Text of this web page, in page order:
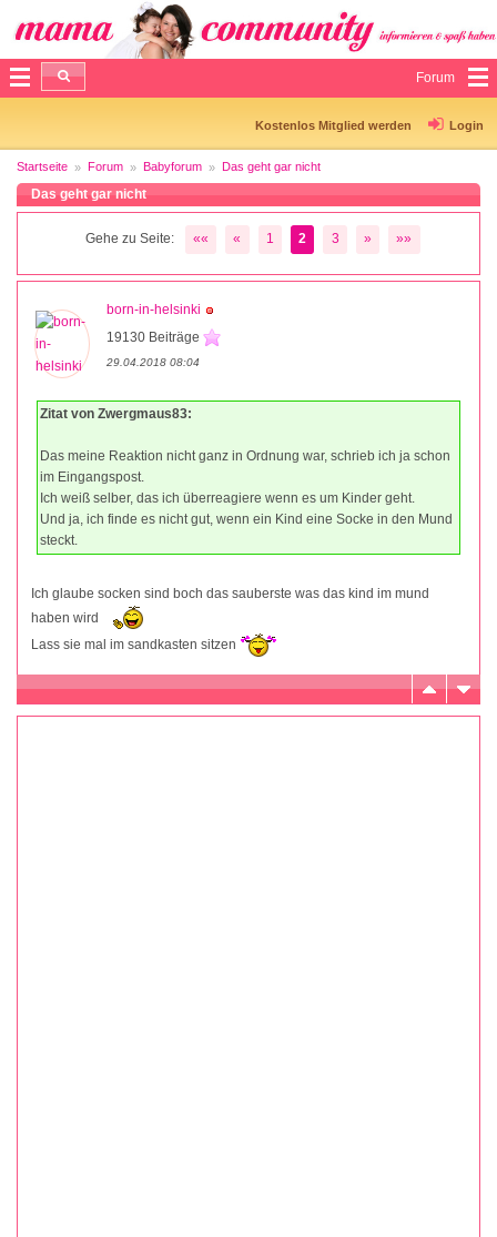
Forum
Kostenlos Mitglied werden Login
Startseite Forum Babyforum Das geht gar nicht
Das geht gar nicht
Gehe zu Seite: «« « 1 2 3 » »»
born-in-helsinki
19130 Beiträge
29.04.2018 08:04
Zitat von Zwergmaus83:
Das meine Reaktion nicht ganz in Ordnung war, schrieb ich ja schon
im Eingangspost.
Ich weiß selber, das ich überreagiere wenn es um Kinder geht.
Und ja, ich finde es nicht gut, wenn ein Kind eine Socke in den Mund
steckt.
Ich glaube socken sind boch das sauberste was das kind im mund
haben wird
Lass sie mal im sandkasten sitzen